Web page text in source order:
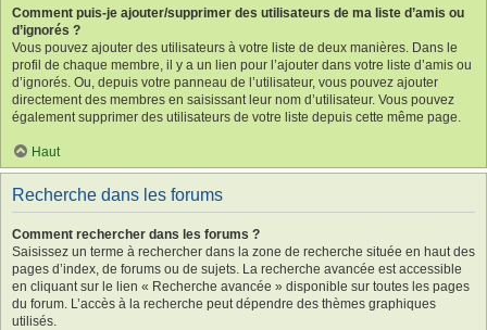
Comment puis-je ajouter/supprimer des utilisateurs de ma liste d’amis ou
d’ignorés ?
Vous pouvez ajouter des utilisateurs à votre liste de deux manières. Dans le
profil de chaque membre, il y a un lien pour l’ajouter dans votre liste d’amis ou
d’ignorés. Ou, depuis votre panneau de l’utilisateur, vous pouvez ajouter
directement des membres en saisissant leur nom d’utilisateur. Vous pouvez
également supprimer des utilisateurs de votre liste depuis cette même page.
Haut
Recherche dans les forums
Comment rechercher dans les forums ?
Saisissez un terme à rechercher dans la zone de recherche située en haut des
pages d’index, de forums ou de sujets. La recherche avancée est accessible
en cliquant sur le lien « Recherche avancée » disponible sur toutes les pages
du forum. L’accès à la recherche peut dépendre des thèmes graphiques
utilisés.